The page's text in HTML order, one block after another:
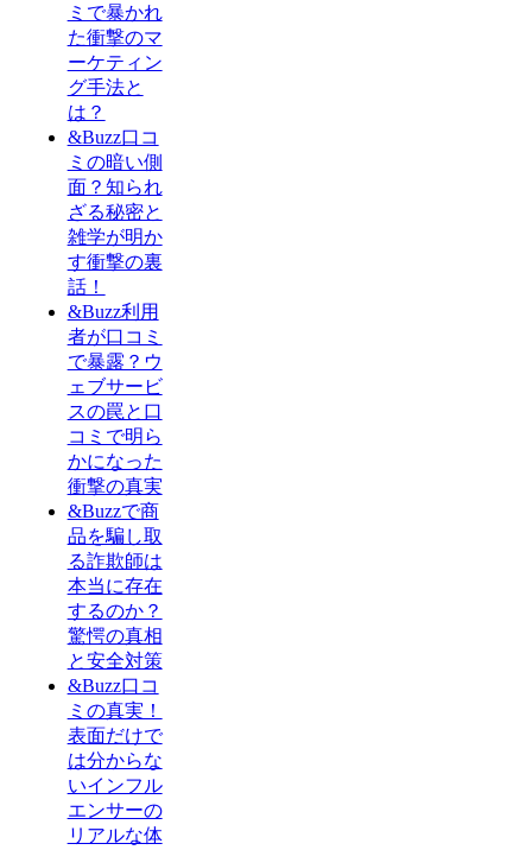
ミで暴かれ
た衝撃のマ
ーケティン
グ手法と
は？
&Buzz口コ
ミの暗い側
面？知られ
ざる秘密と
雑学が明か
す衝撃の裏
話！
&Buzz利用
者が口コミ
で暴露？ウ
ェブサービ
スの罠と口
コミで明ら
かになった
衝撃の真実
&Buzzで商
品を騙し取
る詐欺師は
本当に存在
するのか？
驚愕の真相
と安全対策
&Buzz口コ
ミの真実！
表面だけで
は分からな
いインフル
エンサーの
リアルな体